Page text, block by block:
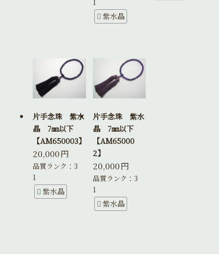
紫水晶
片手念珠 紫水
晶 7㎜以下
【AM650003】
20,000円
品質ランク：3
1
紫水晶
片手念珠 紫水
晶 7㎜以下
【AM65000
2】
20,000円
品質ランク：3
1
紫水晶